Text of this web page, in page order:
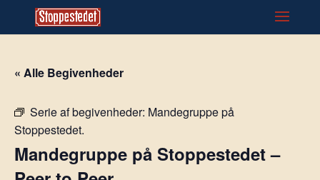
« Alle Begivenheder
Serie af begivenheder: Mandegruppe på
Stoppestedet.
Mandegruppe på Stoppestedet –